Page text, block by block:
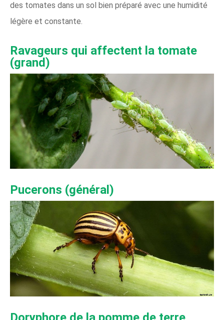
des tomates dans un sol bien préparé avec une humidité
légère et constante.
Ravageurs qui affectent la tomate
(grand)
Pucerons (général)